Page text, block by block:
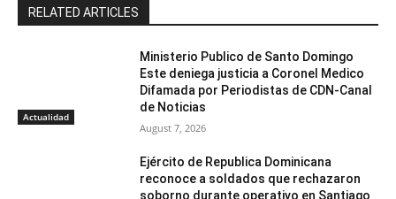
RELATED ARTICLES
Actualidad
Ministerio Publico de Santo Domingo
Este deniega justicia a Coronel Medico
Difamada por Periodistas de CDN-Canal
de Noticias
August 7, 2026
Ejército de Republica Dominicana
reconoce a soldados que rechazaron
soborno durante operativo en Santiago